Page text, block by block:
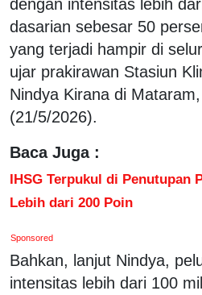
dengan intensitas lebih
dasarian sebesar 50
yang terjadi hampir di
ujar prakirawan Stasiun
Nindya Kirana di
(21/5/2026).
Baca Juga :
IHSG Terpukul di Penutupan
Lebih dari 200 Poin
Sponsored
Bahkan, lanjut Nindya,
intensitas lebih dari 100